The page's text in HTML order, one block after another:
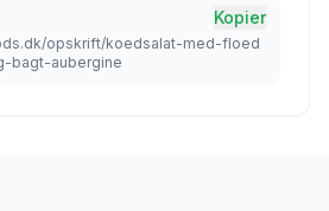
Kopier
opskrift/koedsalat-med-floed
bagt-aubergine